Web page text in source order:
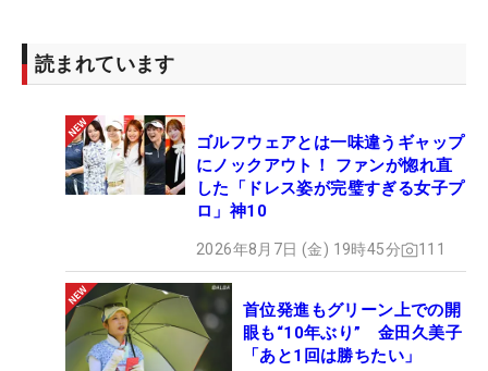
読まれています
ゴルフウェアとは一味違うギャップ
にノックアウト！ ファンが惚れ直
した「ドレス姿が完璧すぎる女子プ
ロ」神10
2026年8月7日 (金) 19時45分 111
首位発進もグリーン上での開
眼も“10年ぶり” 金田久美子
「あと1回は勝ちたい」